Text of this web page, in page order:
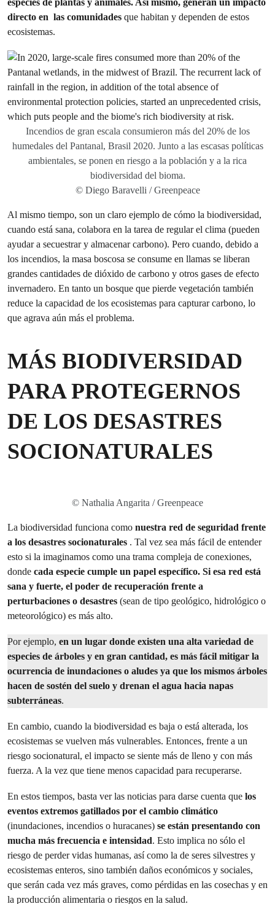
directo en las comunidades que habitan y dependen de estos
ecosistemas.
Incendios de gran escala consumieron más del 20% de los
humedales del Pantanal, Brasil 2020. Junto a las escasas políticas
ambientales, se ponen en riesgo a la población y a la rica
biodiversidad del bioma.
© Diego Baravelli / Greenpeace
Al mismo tiempo, son un claro ejemplo de cómo la biodiversidad,
cuando está sana, colabora en la tarea de regular el clima (pueden
ayudar a secuestrar y almacenar carbono). Pero cuando, debido a
los incendios, la masa boscosa se consume en llamas se liberan
grandes cantidades de dióxido de carbono y otros gases de efecto
invernadero. En tanto un bosque que pierde vegetación también
reduce la capacidad de los ecosistemas para capturar carbono, lo
que agrava aún más el problema.
MÁS BIODIVERSIDAD
PARA PROTEGERNOS
DE LOS DESASTRES
SOCIONATURALES
© Nathalia Angarita / Greenpeace
La biodiversidad funciona como nuestra red de seguridad frente
a los desastres socionaturales . Tal vez sea más fácil de entender
esto si la imaginamos como una trama compleja de conexiones,
donde cada especie cumple un papel específico. Si esa red está
sana y fuerte, el poder de recuperación frente a
perturbaciones o desastres (sean de tipo geológico, hidrológico o
meteorológico) es más alto.
Por ejemplo, en un lugar donde existen una alta variedad de
especies de árboles y en gran cantidad, es más fácil mitigar la
ocurrencia de inundaciones o aludes ya que los mismos árboles
hacen de sostén del suelo y drenan el agua hacia napas
subterráneas.
En cambio, cuando la biodiversidad es baja o está alterada, los
ecosistemas se vuelven más vulnerables. Entonces, frente a un
riesgo socionatural, el impacto se siente más de lleno y con más
fuerza. A la vez que tiene menos capacidad para recuperarse.
En estos tiempos, basta ver las noticias para darse cuenta que los
eventos extremos gatillados por el cambio climático
(inundaciones, incendios o huracanes) se están presentando con
mucha más frecuencia e intensidad. Esto implica no sólo el
riesgo de perder vidas humanas, así como la de seres silvestres y
ecosistemas enteros, sino también daños económicos y sociales,
que serán cada vez más graves, como pérdidas en las cosechas y en
la producción alimentaria o riesgos en la salud.